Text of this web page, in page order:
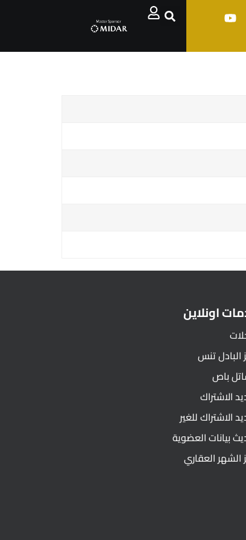
اونلاين
البادل تنس
باص
الاشتراك
الاشتراك للغير
بيانات العضوية
الشهر العقاري